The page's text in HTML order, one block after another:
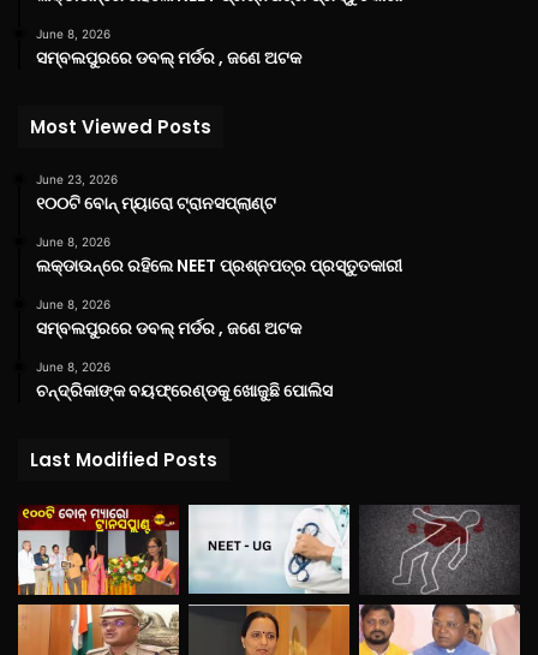
June 8, 2026
ସମ୍ବଲପୁରରେ ଡବଲ୍ ମର୍ଡର , ଜଣେ ଅଟକ
Most Viewed Posts
June 23, 2026
୧୦୦ଟି ବୋନ୍ ମ୍ୟାରୋ ଟ୍ରାନସପ୍ଲାଣ୍ଟ
June 8, 2026
ଲକ୍‌ଡାଉନ୍‌ରେ ରହିଲେ NEET ପ୍ରଶ୍ନପତ୍ର ପ୍ରସ୍ତୁତକାରୀ
June 8, 2026
ସମ୍ବଲପୁରରେ ଡବଲ୍ ମର୍ଡର , ଜଣେ ଅଟକ
June 8, 2026
ଚନ୍ଦ୍ରିକାଙ୍କ ବୟଫ୍ରେଣ୍ଡକୁ ଖୋଜୁଛି ପୋଲିସ
Last Modified Posts